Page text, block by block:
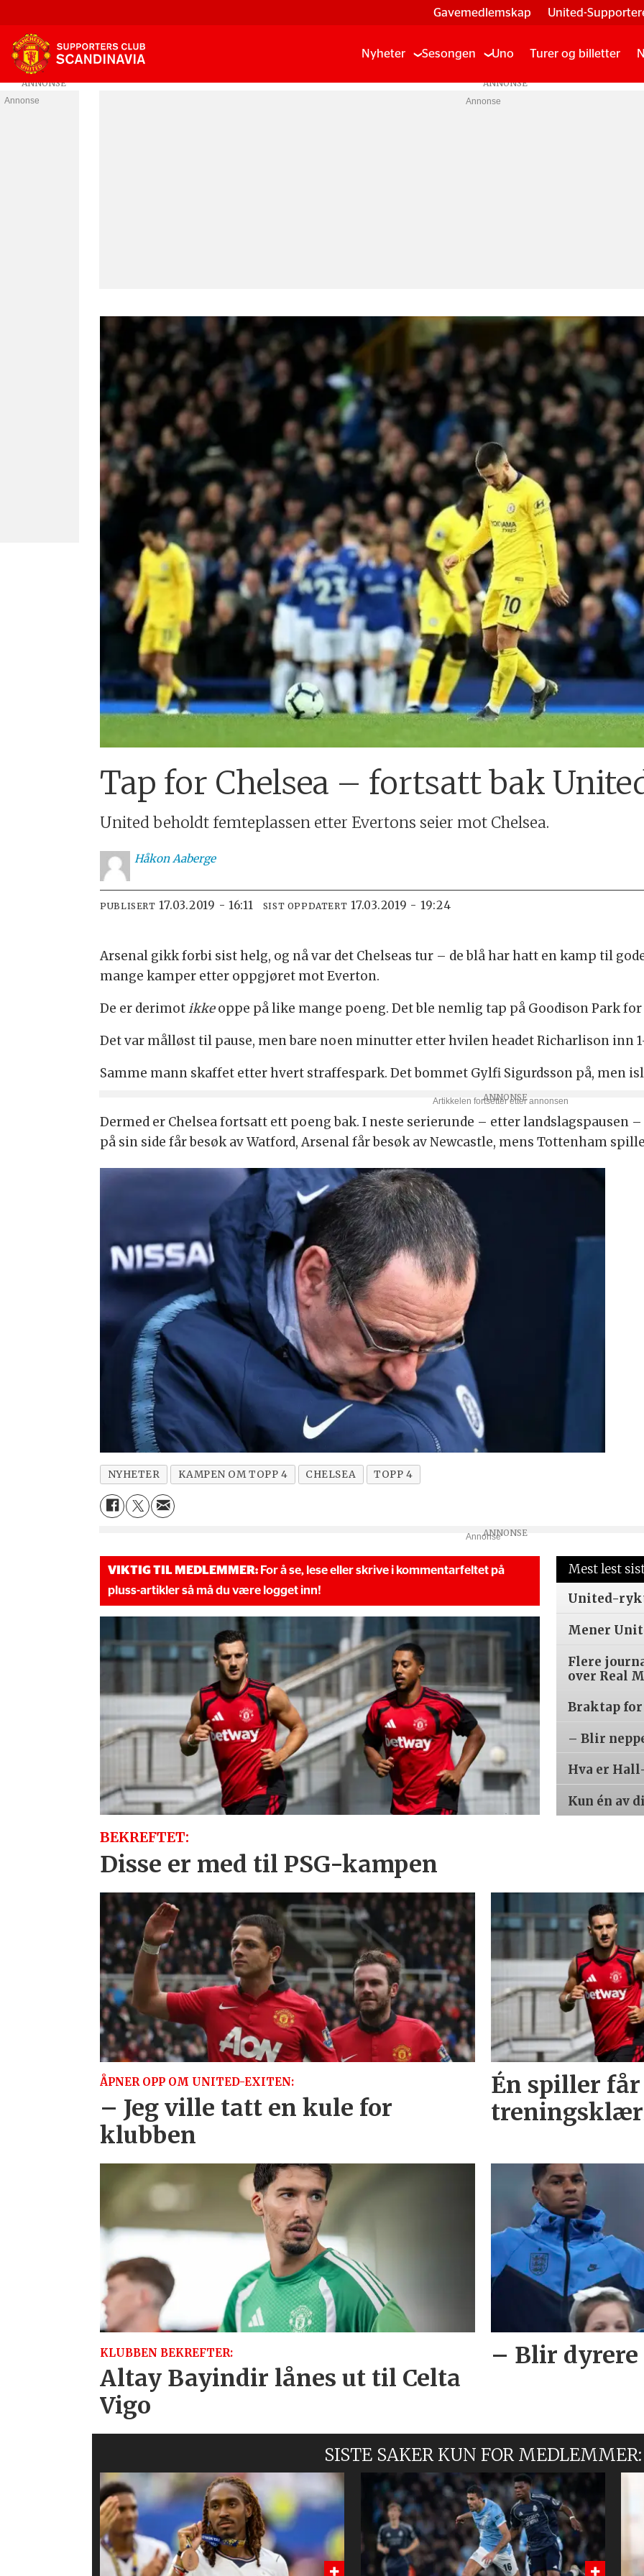
Gavemedlemskap United-
Nyheter Sesongen Uno Turer og billetter
Annonse
Tap for Chelsea – fortsatt bak
United beholdt femteplassen etter Evertons seier mot Chelsea.
Håkon Aaberge
PUBLISERT 17.03.2019 - 16:11 SIST OPPDATERT 17.03.2019 - 19:24
Arsenal gikk forbi sist helg, og nå var det Chelseas tur – de blå har hatt en kamp til
mange kamper etter oppgjøret mot Everton.
De er derimotikkeoppe på like mange poeng. Det ble nemlig tap på Goodison Park for
Det var målløst til pause, men bare noen minutter etter hvilen headet Richarlison inn
Samme mann skaffet etter hvert straffespark. Det bommet Gylfi Sigurdsson på, men
Dermed er Chelsea fortsatt ett poeng bak. I neste serierunde – etter landslagspausen
på sin side får besøk av Watford, Arsenal får besøk av Newcastle, mens Tottenham
NYHETER KAMPEN OM TOPP 4 CHELSEA TOPP 4
Annonse
VIKTIG TIL MEDLEMMER: For å se, lese eller skrive i kommentarfeltet på
pluss-artikler så må du være logget inn!
BEKREFTET:
Disse er med til PSG-kampen
Mest lest
United-
Mener
Flere
over Real
Braktap for
– Blir
Hva er
Kun én av
ÅPNER OPP OM UNITED-EXITEN:
– Jeg ville tatt en kule for
klubben
Én spiller
KLUBBEN BEKREFTER:
Altay Bayindir lånes ut til Celta
Vigo
– Blir dyrere
SISTE SAKER KUN FOR MEDLEMMER:
Annonse